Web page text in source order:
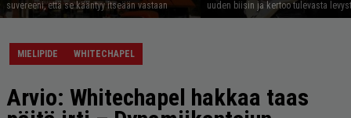
suvereeni, että se kääntyy itseään vastaan
uuden biisin ja kertoo tulevasta
MIELIPIDE WHITECHAPEL
Arvio: Whitechapel hakkaa taas